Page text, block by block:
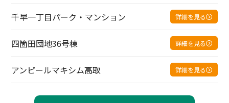
千早一丁目パーク・マンション 詳細を見る
四箇田団地36号棟 詳細を見る
アンピールマキシム高取 詳細を見る